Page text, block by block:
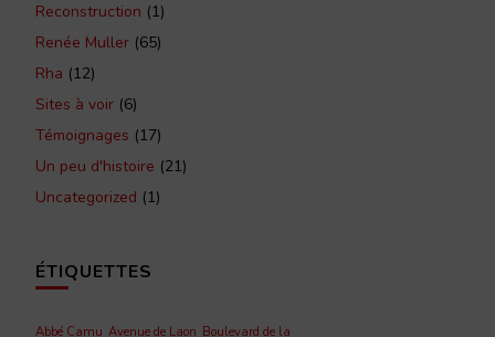
Reconstruction (1)
Renée Muller (65)
Rha (12)
Sites à voir (6)
Témoignages (17)
Un peu d'histoire (21)
Uncategorized (1)
ÉTIQUETTES
Abbé Camu Avenue de Laon Boulevard de la